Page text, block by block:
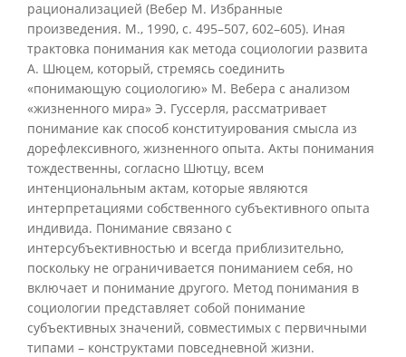
рационализацией (Вебер М. Избранные
произведения. М., 1990, с. 495–507, 602–605). Иная
трактовка понимания как метода социологии развита
А. Шюцем, который, стремясь соединить
«понимающую социологию» М. Вебера с анализом
«жизненного мира» Э. Гуссерля, рассматривает
понимание как способ конституирования смысла из
дорефлексивного, жизненного опыта. Акты понимания
тождественны, согласно Шютцу, всем
интенциональным актам, которые являются
интерпретациями собственного субъективного опыта
индивида. Понимание связано с
интерсубъективностью и всегда приблизительно,
поскольку не ограничивается пониманием себя, но
включает и понимание другого. Метод понимания в
социологии представляет собой понимание
субъективных значений, совместимых с первичными
типами – конструктами повседневной жизни.